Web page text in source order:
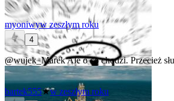
myoniwyw zeszłym roku
4
@wujek_MarekAle o co chodzi. Przecież
bartek555★w zeszłym roku